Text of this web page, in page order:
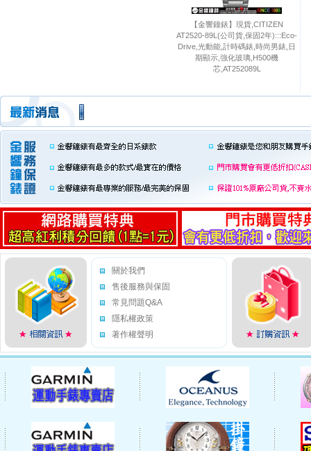
【金響鐘錶】現貨,CITIZEN
AT2520-89L(公司貨,保固2年):::Eco-
Drive,光動能,計時碼錶,時尚男錶,日
期顯示,強化玻璃,H500機
芯,AT252089L
關於我們
售後服務與保固
常見問題Q&A
隱私權政策
著作權聲明